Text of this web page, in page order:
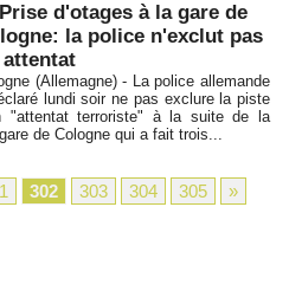
Prise d'otages à la gare de
la police n'exclut pas
attentat
(Allemagne) - La police allemande
lundi soir ne pas exclure la piste
"attentat terroriste" à la suite de la
de Cologne qui a fait trois...
302 303 304 305
»